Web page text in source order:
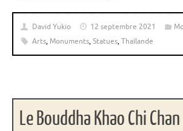
David Yukio 12 septembre 2021
Arts, Monuments,Statues,Thaïlande
Le Bouddha Khao Chi